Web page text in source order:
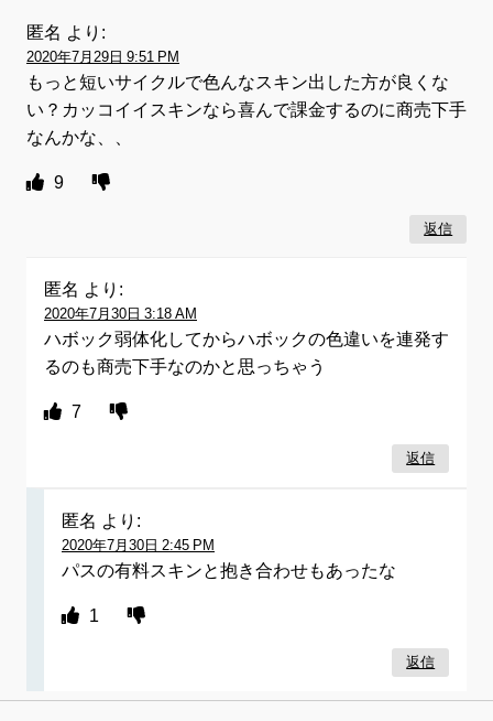
匿名 より:
2020年7月29日 9:51 PM
もっと短いサイクルで色んなスキン出した方が良くな
い？カッコイイスキンなら喜んで課金するのに商売下手
なんかな、、
9
返信
匿名 より:
2020年7月30日 3:18 AM
ハボック弱体化してからハボックの色違いを連発す
るのも商売下手なのかと思っちゃう
7
返信
匿名 より:
2020年7月30日 2:45 PM
パスの有料スキンと抱き合わせもあったな
1
返信